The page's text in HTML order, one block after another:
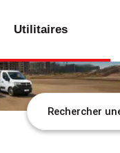
Utilitaires